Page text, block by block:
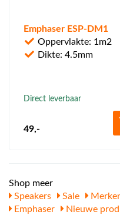
Emphaser ESP-DM1
Oppervlakte: 1m2
Dikte: 4.5mm
Direct leverbaar
49,-
Shop meer
Speakers
Sale
Emphaser
Nieuwe